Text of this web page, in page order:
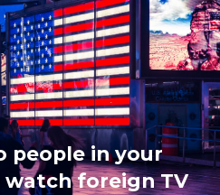
people in your
foreign TV